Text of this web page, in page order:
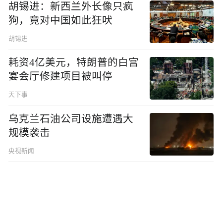
胡锡进：新西兰外长像只疯
狗，竟对中国如此狂吠
胡锡进
耗资4亿美元，特朗普的白宫
宴会厅修建项目被叫停
天下事
乌克兰石油公司设施遭遇大
规模袭击
央视新闻